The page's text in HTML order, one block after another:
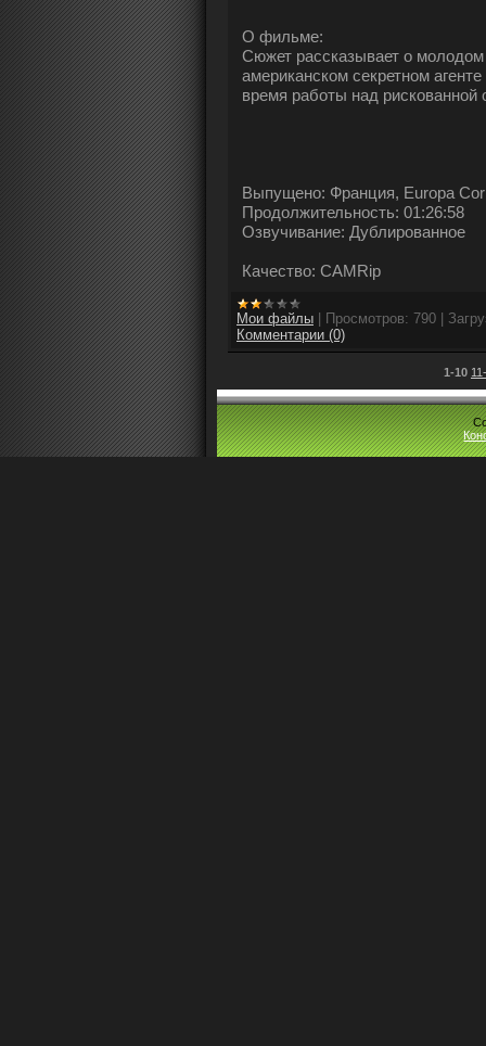
О фильме:
Сюжет рассказывает о
американском секретном
время работы над
Выпущено: Франция, Europa
Продолжительность: 01:26:58
Озвучивание: Дублированное
Качество: CAMRip
Мои файлы Просмотров: 790
Комментарии (0)
1-10